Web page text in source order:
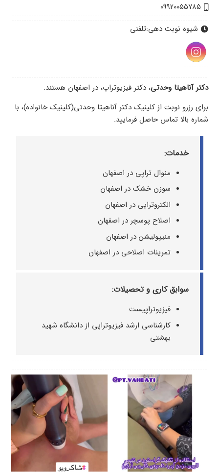
۰۹۹۲۰۰۵۵۷۸۵
شیوه نوبت دهی:تلفنی
دکتر آناهیتا وحدتی، دکتر فیزیوتراپ، در اصفهان هستند.
برای رزرو نوبت از کلینیک دکتر آناهیتا وحدتی(کلینیک خانواده)، با
شماره بالا تماس حاصل فرمایید.
خدمات:
منوال تراپی در اصفهان
سوزن خشک در اصفهان
الکتروتراپی در اصفهان
اصلاح پوسچر در اصفهان
منیپولیشن در اصفهان
تمرینات اصلاحی در اصفهان
سوابق کاری و تحصیلات:
فیزیوتراپیست
کارشناسی ارشد فیزیوتراپی از دانشگاه شهید
بهشتی